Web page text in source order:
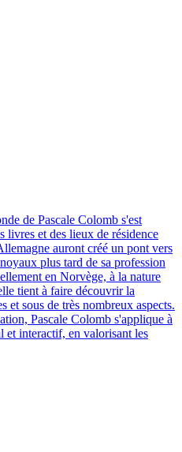
de Pascale Colomb s'est
livres et des lieux de résidence
auront créé un pont vers
plus tard de sa profession
en Norvège, à la nature
tient à faire découvrir la
et sous de très nombreux aspects.
Pascale Colomb s'applique à
interactif, en valorisant les